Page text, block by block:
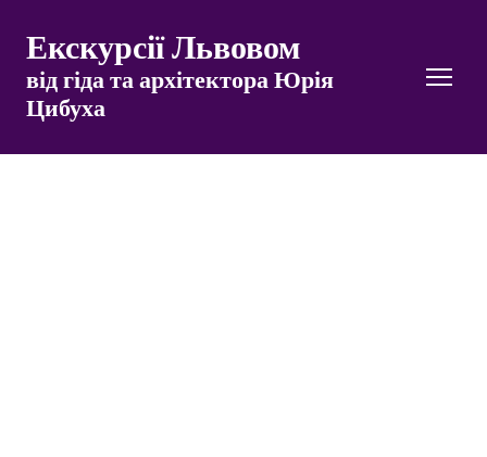
Екскурсії Львовом
від гіда та архітектора Юрія
Цибуха